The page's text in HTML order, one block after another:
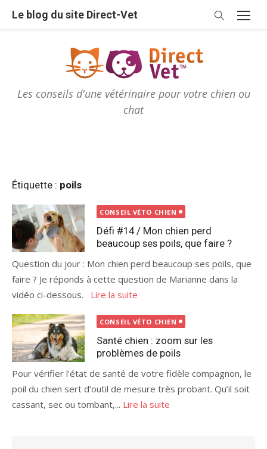
Les conseils d'une vétérinaire pour votre chien ou
chat
Le blog du site Direct-Vet
Étiquette : poils
CONSEIL VÉTO CHIEN
Défi #14 / Mon chien perd
beaucoup ses poils, que faire ?
Question du jour : Mon chien perd beaucoup ses poils, que
faire ? Je réponds à cette question de Marianne dans la
vidéo ci-dessous. Lire la suite
CONSEIL VÉTO CHIEN
Santé chien : zoom sur les
problèmes de poils
Pour vérifier l’état de santé de votre fidèle compagnon, le
poil du chien sert d’outil de mesure très probant. Qu’il soit
cassant, sec ou tombant,... Lire la suite